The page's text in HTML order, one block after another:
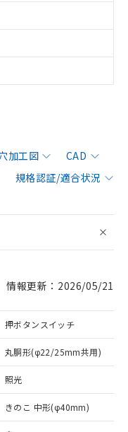
加工図
CAD
規格認証/適合状況
情報更新：2026/05/21
押ボタンスイッチ
丸胴形(φ22/25mm共用)
照光
きのこ 中形(φ40mm)